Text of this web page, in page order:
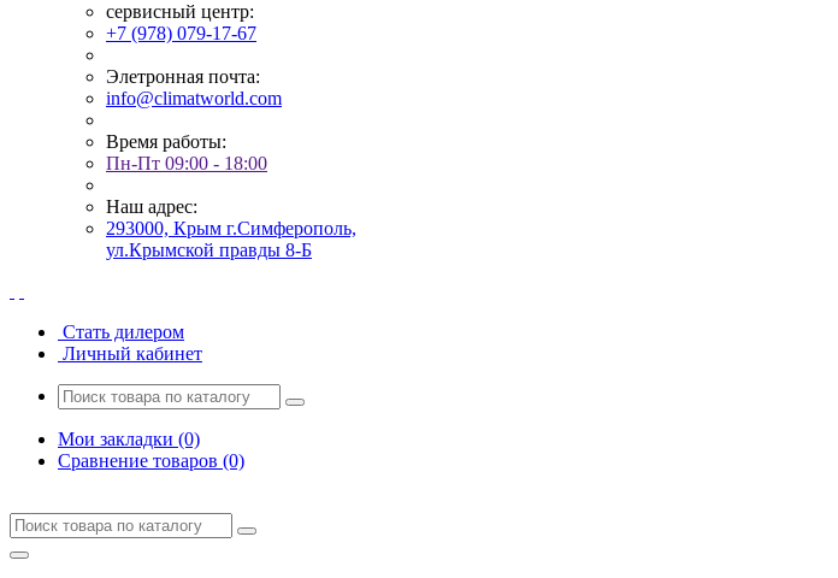
сервисный центр:
+7 (978) 079-17-67
Элетронная почта:
info@climatworld.com
Время работы:
Пн-Пт 09:00 - 18:00
Наш адрес:
293000, Крым г.Симферополь,
ул.Крымской правды 8-Б
Стать дилером
Личный кабинет
Мои закладки (0)
Сравнение товаров (0)